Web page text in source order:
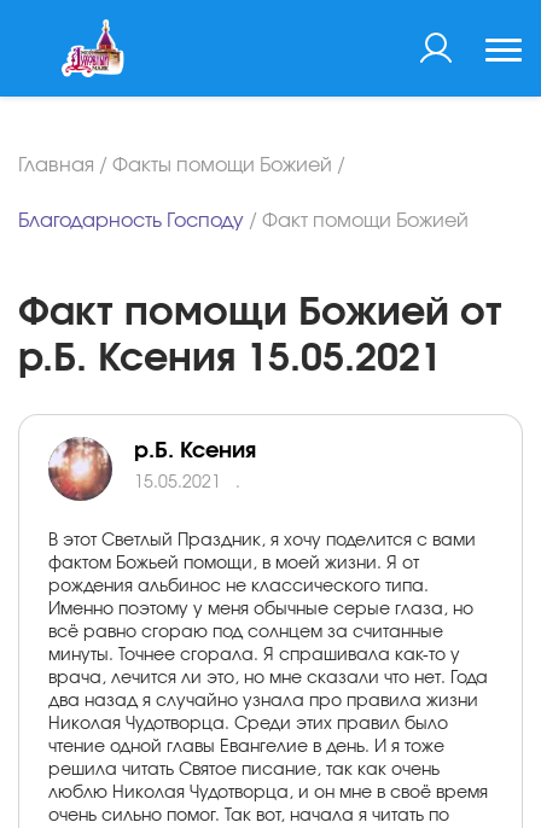
Главная / Факты помощи Божией /
Благодарность Господу / Факт помощи Божией
Факт помощи Божией от
р.Б. Ксения 15.05.2021
р.Б. Ксения
15.05.2021 .
В этот Светлый Праздник, я хочу поделится с вами
фактом Божьей помощи, в моей жизни. Я от
рождения альбинос не классического типа.
Именно поэтому у меня обычные серые глаза, но
всё равно сгораю под солнцем за считанные
минуты. Точнее сгорала. Я спрашивала как-то у
врача, лечится ли это, но мне сказали что нет. Года
два назад я случайно узнала про правила жизни
Николая Чудотворца. Среди этих правил было
чтение одной главы Евангелие в день. И я тоже
решила читать Святое писание, так как очень
люблю Николая Чудотворца, и он мне в своё время
очень сильно помог. Так вот, начала я читать по